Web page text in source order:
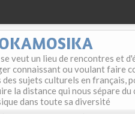
veut un lieu de rencontres et
connaissant ou voulant faire
sujets culturels en français,
la distance qui nous sépare
dans toute sa diversité